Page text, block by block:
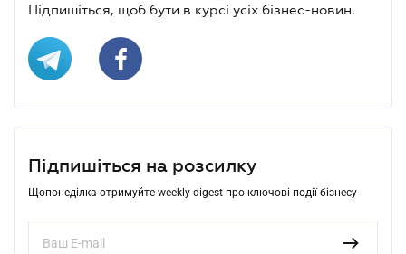
Підпишіться, щоб бути в курсі усіх бізнес-новин.
Підпишіться на розсилку
Щопонеділка отримуйте weekly-digest про ключові події бізнесу